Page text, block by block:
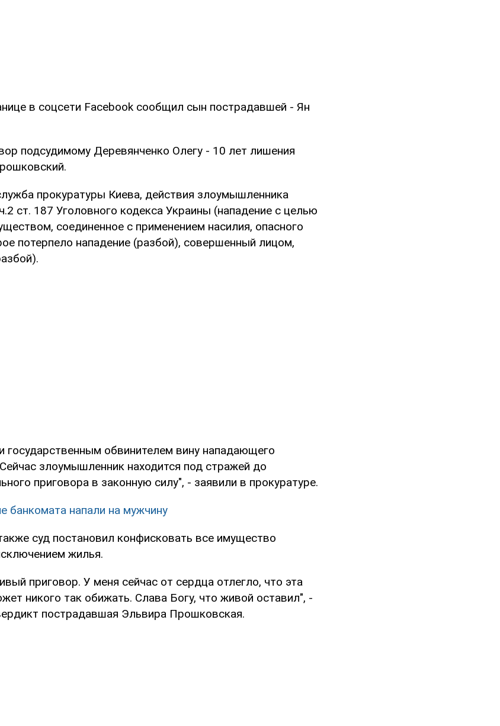
в соцсети Facebook сообщил сын пострадавшей - Ян
подсудимому Деревянченко Олегу - 10 лет лишения
прокуратуры Киева, действия злоумышленника
ст. 187 Уголовного кодекса Украины (нападение с целью
соединенное с применением насилия, опасного
потерпело нападение (разбой), совершенный лицом,
государственным обвинителем вину нападающего
злоумышленник находится под стражей до
приговора в законную силу", - заявили в прокуратуре.
банкомата напали на мужчину
суд постановил конфисковать все имущество
жилья.
приговор. У меня сейчас от сердца отлегло, что эта
никого так обижать. Слава Богу, что живой оставил", -
пострадавшая Эльвира Прошковская.